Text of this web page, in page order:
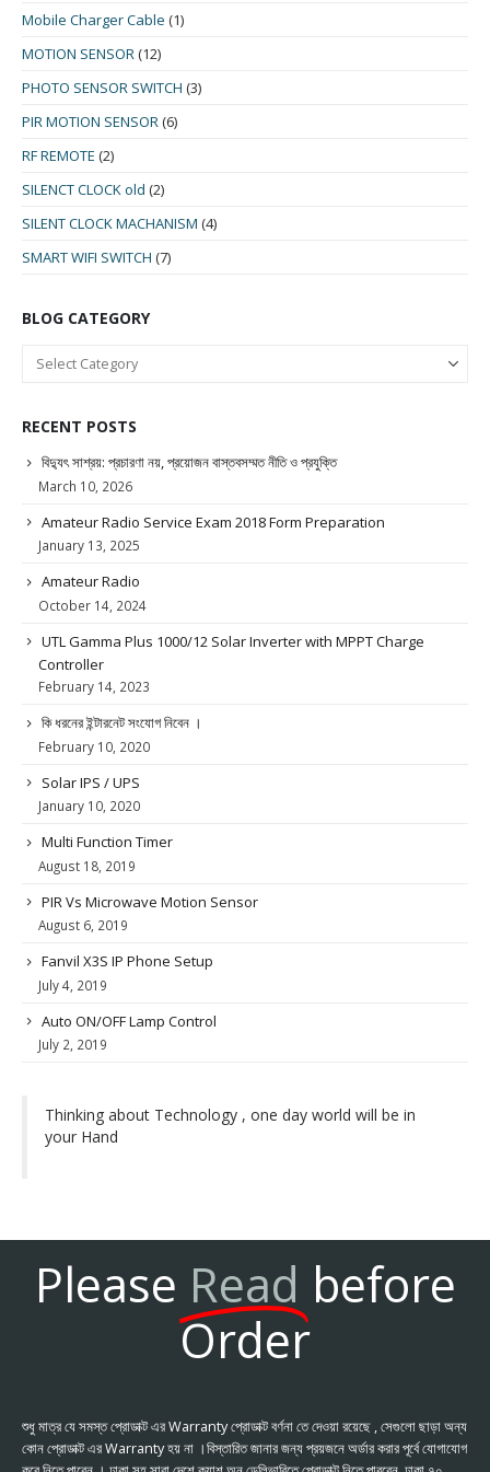
Mobile Charger Cable (1)
MOTION SENSOR(12)
PHOTO SENSOR SWITCH (3)
PIR MOTION SENSOR(6)
RF REMOTE (2)
SILENCT CLOCK old (2)
SILENT CLOCK MACHANISM (4)
SMART WIFI SWITCH (7)
BLOG CATEGORY
RECENT POSTS
বিদ্যুৎ সাশ্রয়: প্রচারণা নয়, প্রয়োজন বাস্তবসম্মত নীতি ও প্রযুক্তি
March 10, 2026
Amateur Radio Service Exam 2018 Form Preparation
January 13, 2025
Amateur Radio
October 14, 2024
UTL Gamma Plus 1000/12 Solar Inverter with MPPT Charge
Controller
February 14, 2023
কি ধরনের ইন্টারনেট সংযোগ নিবেন ।
February 10, 2020
Solar IPS / UPS
January 10, 2020
Multi Function Timer
August 18, 2019
PIR Vs Microwave Motion Sensor
August 6, 2019
Fanvil X3S IP Phone Setup
July 4, 2019
Auto ON/OFF Lamp Control
July 2, 2019
Thinking about Technology , one day world will be in
your Hand
Please Read before
Order
শুধু মাত্র যে সমস্ত প্রোডাক্ট এর Warranty প্রোডাক্ট বর্ণনা তে দেওয়া রয়েছে , সেগুলো ছাড়া অন্য
কোন প্রোডাক্ট এর Warranty হয় না ।বিস্তারিত জানার জন্য প্রয়জনে অর্ডার করার পূর্বে যোগাযোগ